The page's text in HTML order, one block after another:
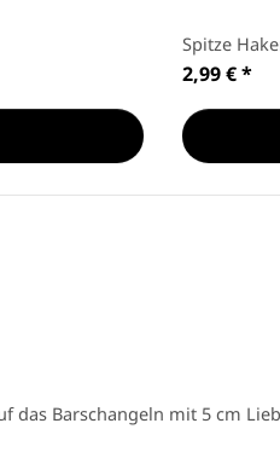
Spitze
2,99 €*
das Barschangeln mit 5 cm